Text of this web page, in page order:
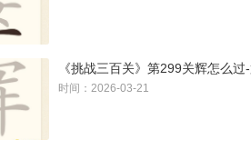
《挑战三百关》第299关辉怎么
时间：2026-03-21